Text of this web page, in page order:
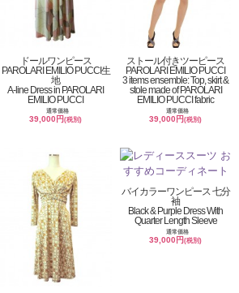
ドールワンピース
PAROLARI EMILIO PUCCI生
地
A-line Dress in PAROLARI
EMILIO PUCCI
通常価格
39,000円(税別)
ストール付きツーピース
PAROLARI EMILIO PUCCI
3 items ensemble: Top, skirt &
stole made of PAROLARI
EMILIO PUCCI fabric
通常価格
39,000円(税別)
バイカラーワンピース 七分
袖
Black & Purple Dress With
Quarter Length Sleeve
通常価格
39,000円(税別)